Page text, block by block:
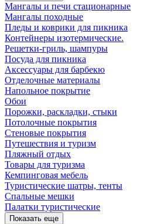
Мангалы и печи стационарные
Мангалы походные
Пледы и коврики для пикника
Контейнеры изотермические.
Решетки-гриль, шампуры
Посуда для пикника
Аксессуары для барбекю
Отделочные материалы
Напольное покрытие
Обои
Порожки, раскладки, стыки
Потолочные покрытия
Стеновые покрытия
Путешествия и туризм
Пляжный отдых
Товары для туризма
Кемпинговая мебель
Туристические шатры, тенты
Спальные мешки
Палатки туристические
Показать еще